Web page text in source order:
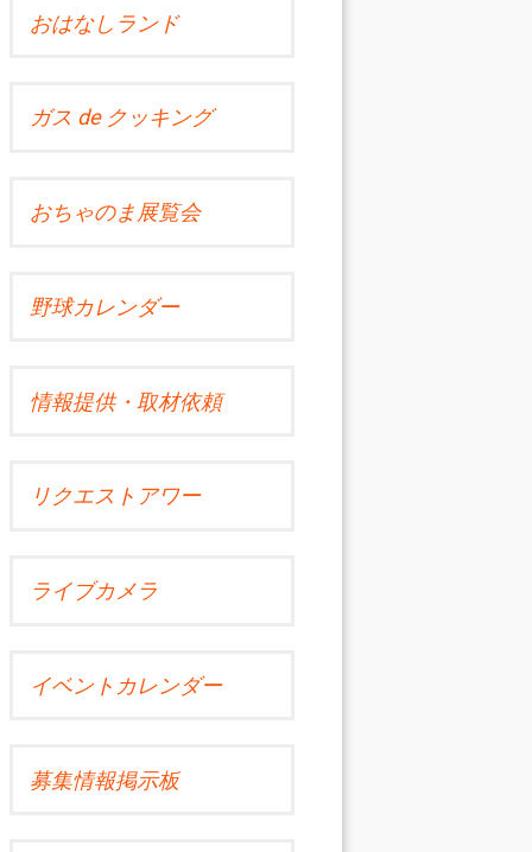
おはなしランド
ガス de クッキング
おちゃのま展覧会
野球カレンダー
情報提供・取材依頼
リクエストアワー
ライブカメラ
イベントカレンダー
募集情報掲示板